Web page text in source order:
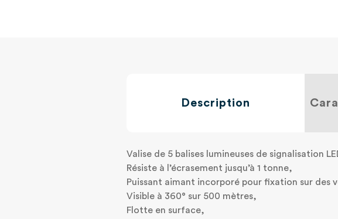
Description
Valise de 5 balises lumineuses de signalisation
Résiste à l’écrasement jusqu’à 1 tonne,
Puissant aimant incorporé pour fixation sur
Visible à 360° sur 500 mètres,
Flotte en surface,